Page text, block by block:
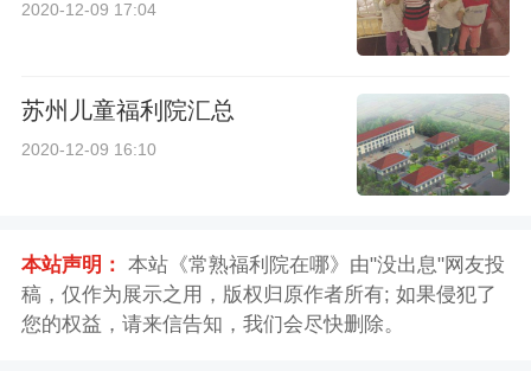
2020-12-09 17:04
苏州儿童福利院汇总
2020-12-09 16:10
本站声明： 本站《常熟福利院在哪》由"没出息"网友投
稿，仅作为展示之用，版权归原作者所有; 如果侵犯了
您的权益，请来信告知，我们会尽快删除。